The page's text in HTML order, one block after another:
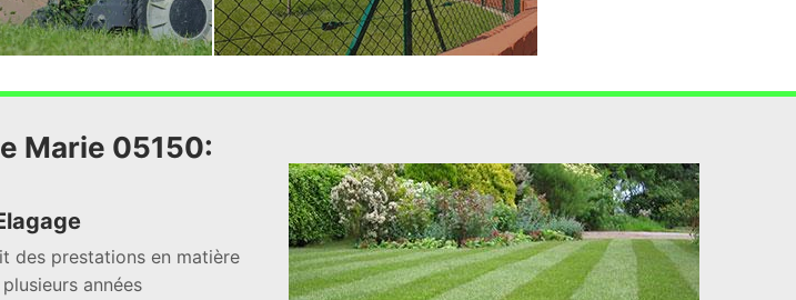
Marie 05150:
des prestations en matière
années